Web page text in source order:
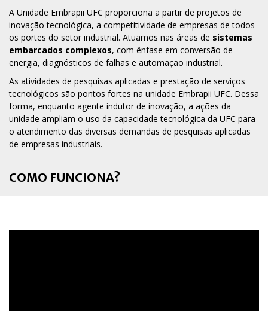
A Unidade Embrapii UFC proporciona a partir de projetos de
inovação tecnológica, a competitividade de empresas de todos
os portes do setor industrial. Atuamos nas áreas de sistemas
embarcados complexos, com ênfase em conversão de
energia, diagnósticos de falhas e automação industrial.
As atividades de pesquisas aplicadas e prestação de serviços
tecnológicos são pontos fortes na unidade Embrapii UFC. Dessa
forma, enquanto agente indutor de inovação, a ações da
unidade ampliam o uso da capacidade tecnológica da UFC para
o atendimento das diversas demandas de pesquisas aplicadas
de empresas industriais.
COMO FUNCIONA?